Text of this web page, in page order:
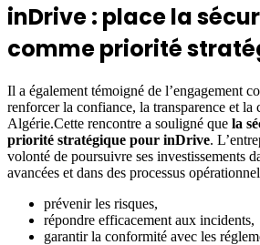
inDrive : place la
comme priorité
Il a également témoigné de l’engagement
renforcer la confiance, la transparence et la
Algérie.Cette rencontre a souligné que la
priorité stratégique pour inDrive.
volonté de poursuivre ses investissements
avancées et dans des processus
prévenir les risques,
répondre efficacement aux incidents,
garantir la conformité avec les